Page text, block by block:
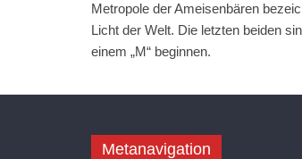
Metropole der Ameisenbären
Licht der Welt. Die letzten beiden
einem „M“ beginnen.
Metanavigation